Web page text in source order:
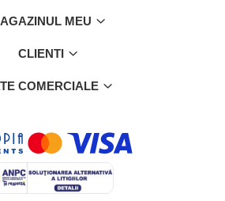
MEU
CLIENTI
COMERCIALE